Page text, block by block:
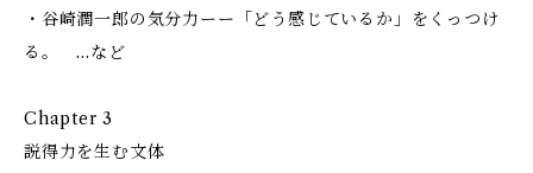
・谷崎潤一郎の気分力ーー「どう感じているか」をくっつけ
る。 …など
Chapter 3
説得力を生む文体